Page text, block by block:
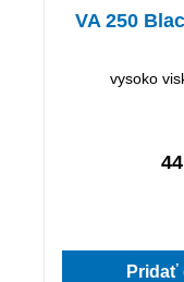
VA 250
vysoko
Pridať